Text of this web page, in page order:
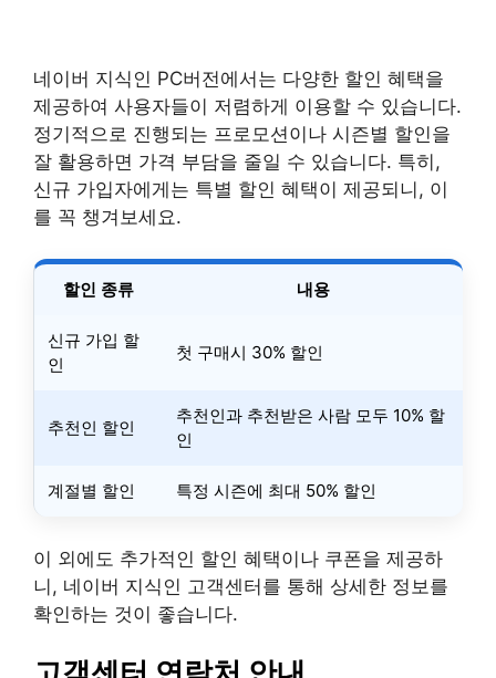
네이버 지식인 PC버전에서는 다양한 할인 혜택을
제공하여 사용자들이 저렴하게 이용할 수 있습니다.
정기적으로 진행되는 프로모션이나 시즌별 할인을
잘 활용하면 가격 부담을 줄일 수 있습니다. 특히,
신규 가입자에게는 특별 할인 혜택이 제공되니, 이
를 꼭 챙겨보세요.
할인 종류 내용
신규 가입 할
인
첫 구매시 30% 할인
추천인 할인
추천인과 추천받은 사람 모두 10% 할
인
계절별 할인 특정 시즌에 최대 50% 할인
이 외에도 추가적인 할인 혜택이나 쿠폰을 제공하
니, 네이버 지식인 고객센터를 통해 상세한 정보를
확인하는 것이 좋습니다.